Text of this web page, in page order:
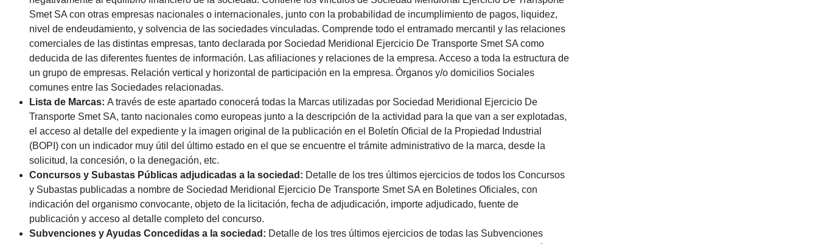
Smet SA con otras empresas nacionales o internacionales, junto con la probabilidad de incumplimiento de pagos, liquidez,
nivel de endeudamiento, y solvencia de las sociedades vinculadas. Comprende todo el entramado mercantil y las relaciones
comerciales de las distintas empresas, tanto declarada por Sociedad Meridional Ejercicio De Transporte Smet SA como
deducida de las diferentes fuentes de información. Las afiliaciones y relaciones de la empresa. Acceso a toda la estructura de
un grupo de empresas. Relación vertical y horizontal de participación en la empresa. Órganos y/o domicilios Sociales
comunes entre las Sociedades relacionadas.
Lista de Marcas: A través de este apartado conocerá todas la Marcas utilizadas por Sociedad Meridional Ejercicio De
Transporte Smet SA, tanto nacionales como europeas junto a la descripción de la actividad para la que van a ser explotadas,
el acceso al detalle del expediente y la imagen original de la publicación en el Boletín Oficial de la Propiedad Industrial
(BOPI) con un indicador muy útil del último estado en el que se encuentre el trámite administrativo de la marca, desde la
solicitud, la concesión, o la denegación, etc.
Concursos y Subastas Públicas adjudicadas a la sociedad: Detalle de los tres últimos ejercicios de todos los Concursos
y Subastas publicadas a nombre de Sociedad Meridional Ejercicio De Transporte Smet SA en Boletines Oficiales, con
indicación del organismo convocante, objeto de la licitación, fecha de adjudicación, importe adjudicado, fuente de
publicación y acceso al detalle completo del concurso.
Subvenciones y Ayudas Concedidas a la sociedad: Detalle de los tres últimos ejercicios de todas las Subvenciones